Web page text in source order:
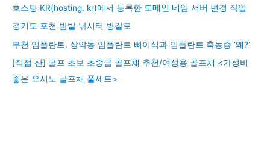
호스팅 KR(hosting. kr)에서 등록한 도메인 네임 서버 변경 작업
경기도 포천 밤밭 낚시터 방갈로
부천 임플란트, 상악동 임플란트 뼈이식과 임플란트 축농증 ‘왜?’
[직접 산] 골프 초보 초중급 골프채 추천/여성용 골프채 <가성비
좋은 요시노 골프채 풀세트>